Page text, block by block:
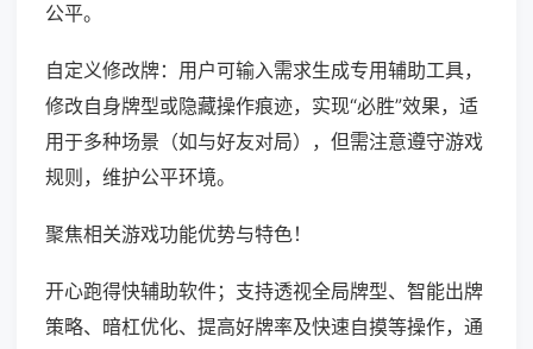
公平。
自定义修改牌：用户可输入需求生成专用辅助工具，
修改自身牌型或隐藏操作痕迹，实现“必胜”效果，适
用于多种场景（如与好友对局），但需注意遵守游戏
规则，维护公平环境。
聚焦相关游戏功能优势与特色！
开心跑得快辅助软件；支持透视全局牌型、智能出牌
策略、暗杠优化、提高好牌率及快速自摸等操作，通